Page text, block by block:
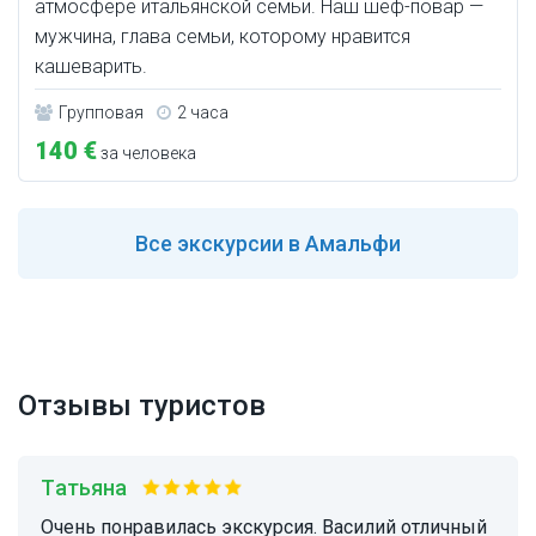
атмосфере итальянской семьи. Наш шеф-повар —
мужчина, глава семьи, которому нравится
кашеварить.
Групповая 2 часа
140 €за человека
Все экскурсии в Амальфи
Отзывы туристов
Татьяна
Очень понравилась экскурсия. Василий отличный